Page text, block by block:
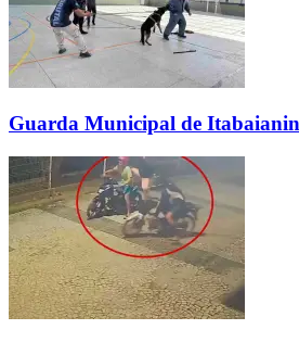
Guarda Municipal de